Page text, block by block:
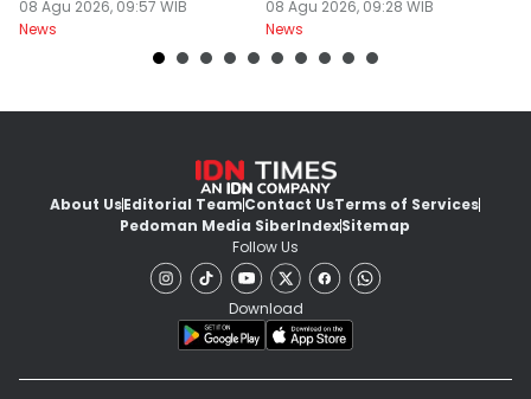
Berawan
08 Agu 2026, 09:57 WIB
News
Dokter PPDS
08 Agu 2026, 09:28 WIB
News
About UsEditorial TeamContact UsTerms of Services
Pedoman Media SiberIndexSitemap
Follow Us
Download